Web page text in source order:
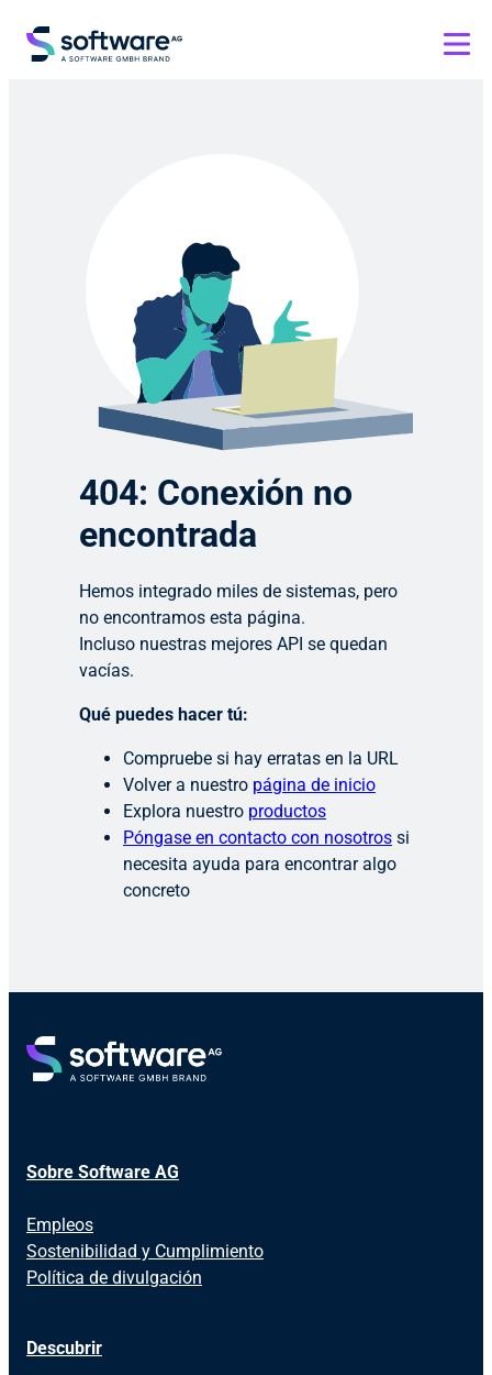
404: Conexión no
encontrada
Hemos integrado miles de sistemas, pero
no encontramos esta página.
Incluso nuestras mejores API se quedan
vacías.
Qué puedes hacer tú:
Compruebe si hay erratas en la URL
Volver a nuestro página de inicio
Explora nuestro productos
Póngase en contacto con nosotros si
necesita ayuda para encontrar algo
concreto
Sobre Software AG
Empleos
Sostenibilidad y Cumplimiento
Política de divulgación
Descubrir